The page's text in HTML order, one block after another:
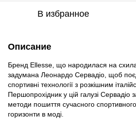
В избранное
Описание
Бренд Ellesse, що народилася на
задумана Леонардо Сервадіо, щоб
спортивні технології з розкішним
Першопрохідник у цій галузі Сервадіо
методи пошиття сучасного
горизонти в моді.